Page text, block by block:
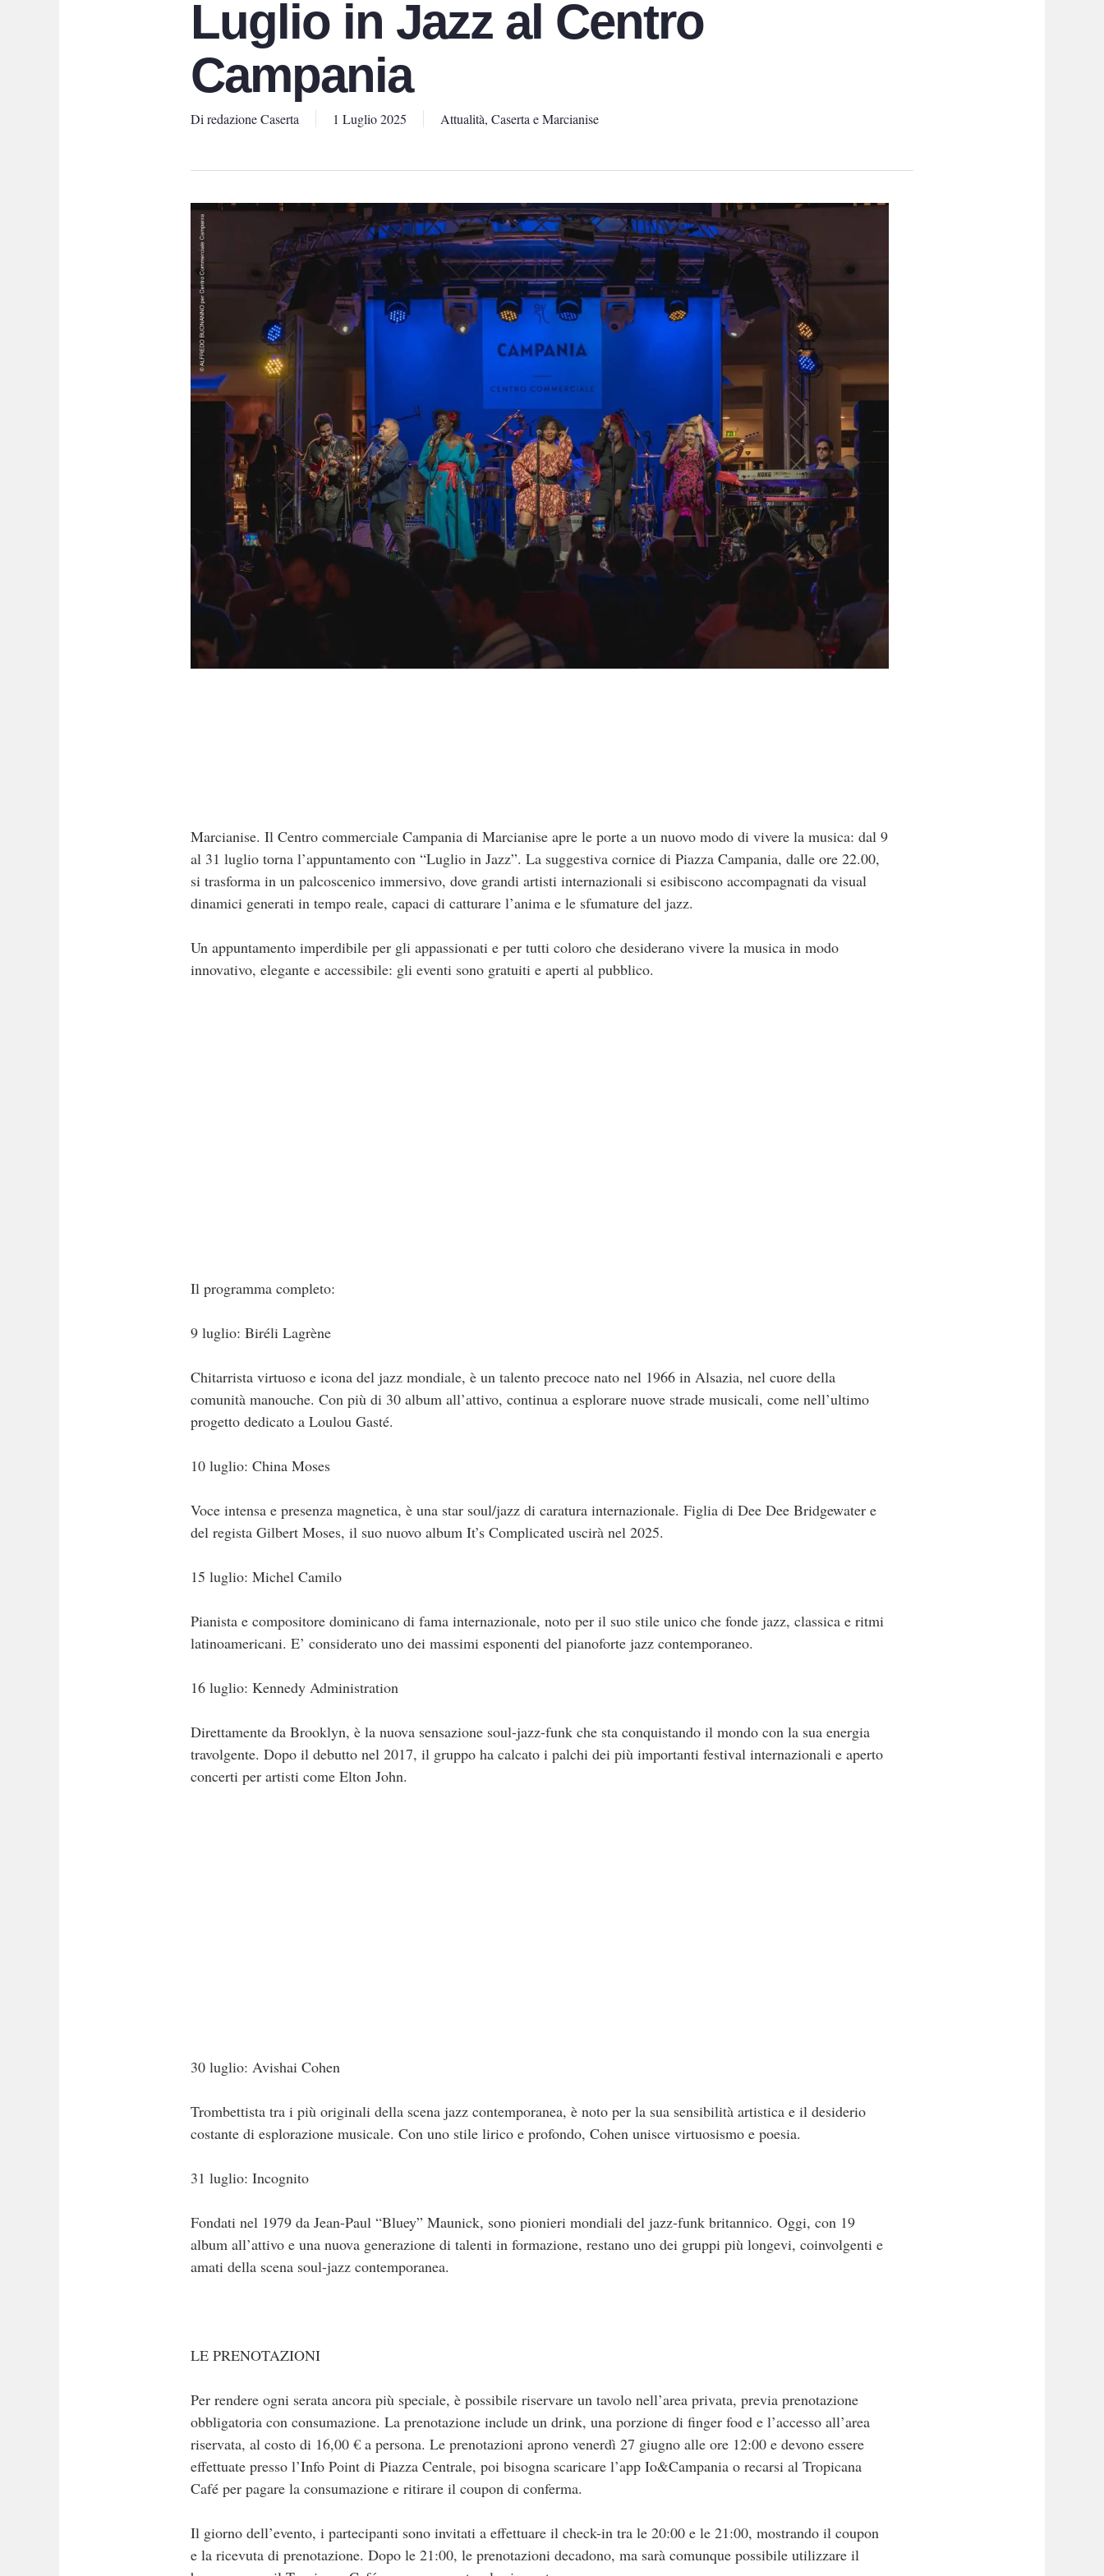
Luglio in Jazz al Centro
Campania
Di redazione Caserta 1 Luglio 2025 Attualità, Caserta e Marcianise
Marcianise. Il Centro commerciale Campania di Marcianise apre le porte a un nuovo modo di vivere la musica: dal 9
al 31 luglio torna l’appuntamento con “Luglio in Jazz”. La suggestiva cornice di Piazza Campania, dalle ore 22.00,
si trasforma in un palcoscenico immersivo, dove grandi artisti internazionali si esibiscono accompagnati da visual
dinamici generati in tempo reale, capaci di catturare l’anima e le sfumature del jazz.
Un appuntamento imperdibile per gli appassionati e per tutti coloro che desiderano vivere la musica in modo
innovativo, elegante e accessibile: gli eventi sono gratuiti e aperti al pubblico.
Il programma completo:
9 luglio: Biréli Lagrène
Chitarrista virtuoso e icona del jazz mondiale, è un talento precoce nato nel 1966 in Alsazia, nel cuore della
comunità manouche. Con più di 30 album all’attivo, continua a esplorare nuove strade musicali, come nell’ultimo
progetto dedicato a Loulou Gasté.
10 luglio: China Moses
Voce intensa e presenza magnetica, è una star soul/jazz di caratura internazionale. Figlia di Dee Dee Bridgewater e
del regista Gilbert Moses, il suo nuovo album It’s Complicated uscirà nel 2025.
15 luglio: Michel Camilo
Pianista e compositore dominicano di fama internazionale, noto per il suo stile unico che fonde jazz, classica e ritmi
latinoamericani. E’ considerato uno dei massimi esponenti del pianoforte jazz contemporaneo.
16 luglio: Kennedy Administration
Direttamente da Brooklyn, è la nuova sensazione soul-jazz-funk che sta conquistando il mondo con la sua energia
travolgente. Dopo il debutto nel 2017, il gruppo ha calcato i palchi dei più importanti festival internazionali e aperto
concerti per artisti come Elton John.
30 luglio: Avishai Cohen
Trombettista tra i più originali della scena jazz contemporanea, è noto per la sua sensibilità artistica e il desiderio
costante di esplorazione musicale. Con uno stile lirico e profondo, Cohen unisce virtuosismo e poesia.
31 luglio: Incognito
Fondati nel 1979 da Jean-Paul “Bluey” Maunick, sono pionieri mondiali del jazz-funk britannico. Oggi, con 19
album all’attivo e una nuova generazione di talenti in formazione, restano uno dei gruppi più longevi, coinvolgenti e
amati della scena soul-jazz contemporanea.
LE PRENOTAZIONI
Per rendere ogni serata ancora più speciale, è possibile riservare un tavolo nell’area privata, previa prenotazione
obbligatoria con consumazione. La prenotazione include un drink, una porzione di finger food e l’accesso all’area
riservata, al costo di 16,00 € a persona. Le prenotazioni aprono venerdì 27 giugno alle ore 12:00 e devono essere
effettuate presso l’Info Point di Piazza Centrale, poi bisogna scaricare l’app Io&Campania o recarsi al Tropicana
Café per pagare la consumazione e ritirare il coupon di conferma.
Il giorno dell’evento, i partecipanti sono invitati a effettuare il check-in tra le 20:00 e le 21:00, mostrando il coupon
e la ricevuta di prenotazione. Dopo le 21:00, le prenotazioni decadono, ma sarà comunque possibile utilizzare il